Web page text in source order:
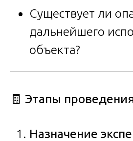
Существует ли
дальнейшего
объекта?
🧾 Этапы
Назначение